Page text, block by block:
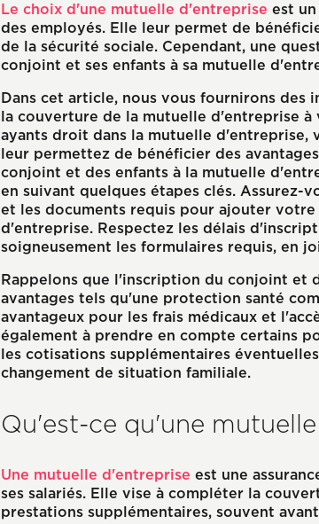
Le choix d'une mutuelle d'entreprise est
des employés. Elle leur permet de
de la sécurité sociale. Cependant, une
conjoint et ses enfants à sa mutuelle
Dans cet article, nous vous fournirons
la couverture de la mutuelle d'entreprise
ayants droit dans la mutuelle
leur permettez de bénéficier des
conjoint et des enfants à la mutuelle
en suivant quelques étapes clés.
et les documents requis pour ajouter
d'entreprise. Respectez les délais
soigneusement les formulaires requis, en
Rappelons que l'inscription du conjoint et
avantages tels qu'une protection santé
avantageux pour les frais médicaux et
également à prendre en compte certains
les cotisations supplémentaires
changement de situation familiale.
Qu'est-ce qu'une mutuelle
Une mutuelle d'entreprise est une
ses salariés. Elle vise à compléter la
prestations supplémentaires, souvent